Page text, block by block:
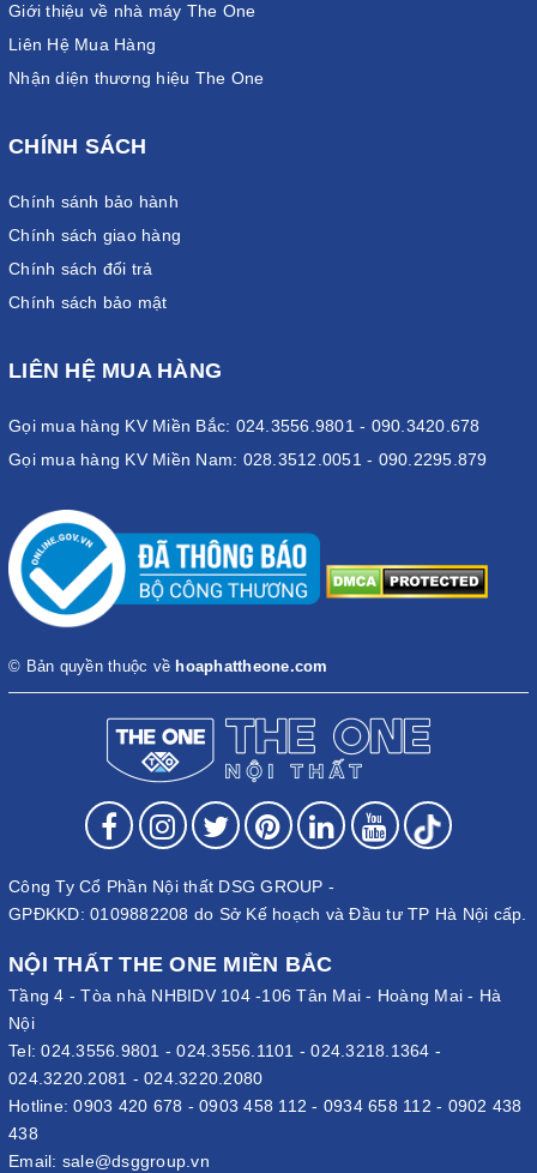
Giới thiệu về nhà máy The One
Liên Hệ Mua Hàng
Nhận diện thương hiệu The One
CHÍNH SÁCH
Chính sánh bảo hành
Chính sách giao hàng
Chính sách đổi trả
Chính sách bảo mật
LIÊN HỆ MUA HÀNG
Gọi mua hàng KV Miền Bắc: 024.3556.9801 - 090.3420.678
Gọi mua hàng KV Miền Nam: 028.3512.0051 - 090.2295.879
© Bản quyền thuộc về hoaphattheone.com
Công Ty Cổ Phần Nội thất DSG GROUP -
GPĐKKD: 0109882208 do Sở Kế hoạch và Đầu tư TP Hà Nội cấp.
NỘI THẤT THE ONE MIỀN BẮC
Tầng 4 - Tòa nhà NHBIDV 104 -106 Tân Mai - Hoàng Mai - Hà
Nội
Tel:024.3556.9801 -024.3556.1101 -024.3218.1364 -
024.3220.2081 - 024.3220.2080
Hotline:0903 420 678 - 0903 458 112 - 0934 658 112 - 0902 438
438
Email: sale@dsggroup.vn